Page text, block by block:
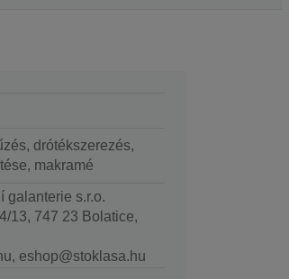
drótékszerezés,
makramé
galanterie s.r.o.
13, 747 23 Bolatice,
eshop@stoklasa.hu